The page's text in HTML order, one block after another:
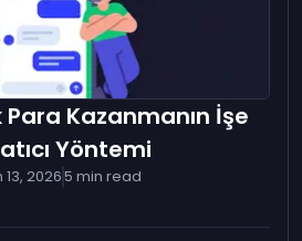
Kazanmanın İşe
Yöntemi
13, 20265 min read